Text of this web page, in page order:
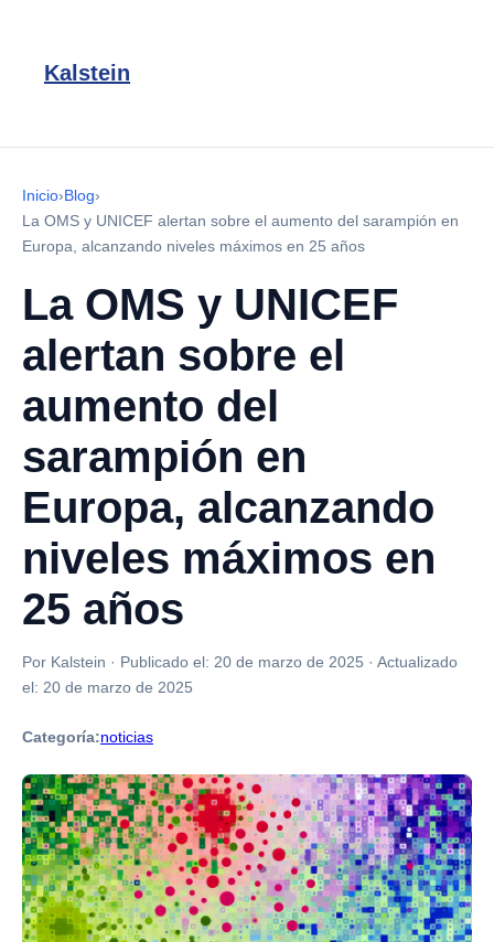
Kalstein
Inicio›Blog›
La OMS y UNICEF alertan sobre el aumento del sarampión en
Europa, alcanzando niveles máximos en 25 años
La OMS y UNICEF
alertan sobre el
aumento del
sarampión en
Europa, alcanzando
niveles máximos en
25 años
Por Kalstein · Publicado el: 20 de marzo de 2025 · Actualizado
el: 20 de marzo de 2025
Categoría:noticias